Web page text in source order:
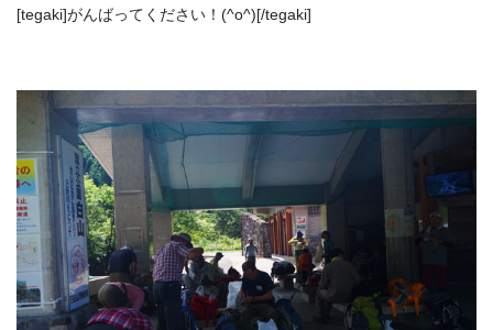
[tegaki]がんばってください！(^o^)[/tegaki]